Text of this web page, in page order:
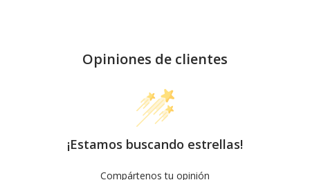
Opiniones de clientes
¡Estamos buscando estrellas!
Compártenos tu opinión